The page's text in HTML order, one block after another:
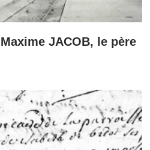
JACOB, le père